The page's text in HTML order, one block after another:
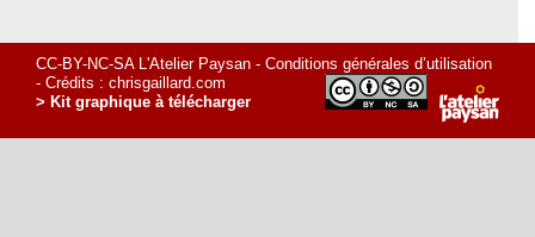
CC-BY-NC-SA L'Atelier Paysan - Conditions générales d’utilisation
- Crédits : chrisgaillard.com
> Kit graphique à télécharger